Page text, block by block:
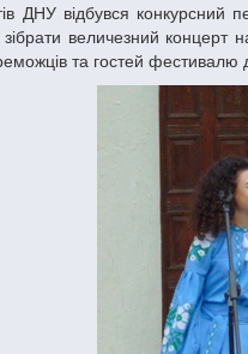
ДНУ відбувся конкурсний
величезний концерт
та гостей